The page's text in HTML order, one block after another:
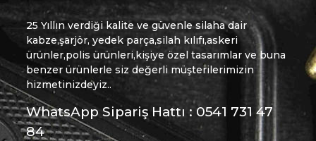
25 Yıllın verdiği kalite ve güvenle silaha dair
kabze,şarjör, yedek parça,silah kılıfı,askeri
ürünler,polis ürünleri,kişiye özel tasarımlar ve buna
benzer ürünlerle siz değerli müşterilerimizin
hizmetinizdeyiz..
WhatsApp Sipariş Hattı : 0541 731 47
84